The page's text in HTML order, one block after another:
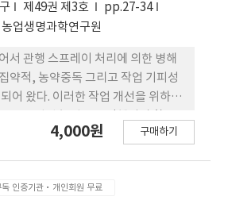
전자빔을 처리 했을 경우 우화한 성
서 기형이 높게 나타났으며 이와 관
수준을 조사하였다.
제49권 제3호
pp.27-34
업생명과학연구원
서 관행 스프레이 처리에 의한 병해
약적, 농약중독 그리고 작업 기피성
어 왔다. 이러한 작업 개선을 위하여
확보를 위해 방제 대상 작물의 다양화
무인헬기를 이용한 콩재배포장에서
4,000원 구매하기
독 인증기관·개인회원 무료